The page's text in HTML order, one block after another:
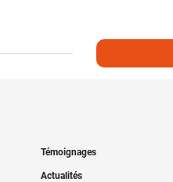
Témoignages
Actualités